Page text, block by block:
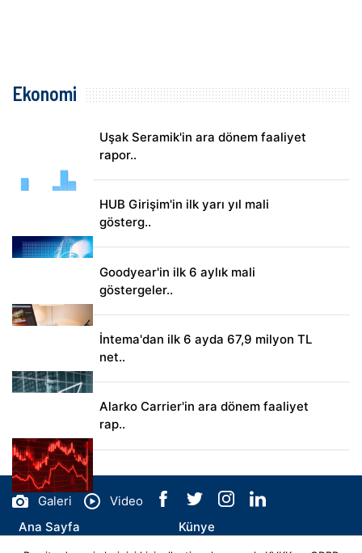
Ekonomi
Uşak Seramik'in ara dönem faaliyet
rapor..
HUB Girişim'in ilk yarı yıl mali
gösterg..
Goodyear'in ilk 6 aylık mali
göstergeler..
İntema'dan ilk 6 ayda 67,9 milyon TL
net..
Alarko Carrier'in ara dönem faaliyet
rap..
Galeri
Video
Ana Sayfa
Künye